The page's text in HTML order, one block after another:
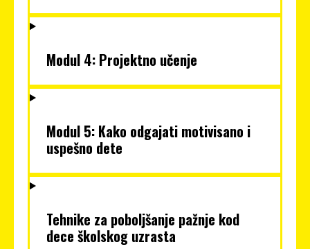
Modul 4: Projektno učenje
Modul 5: Kako odgajati motivisano i
uspešno dete
Tehnike za poboljšanje pažnje kod
dece školskog uzrasta